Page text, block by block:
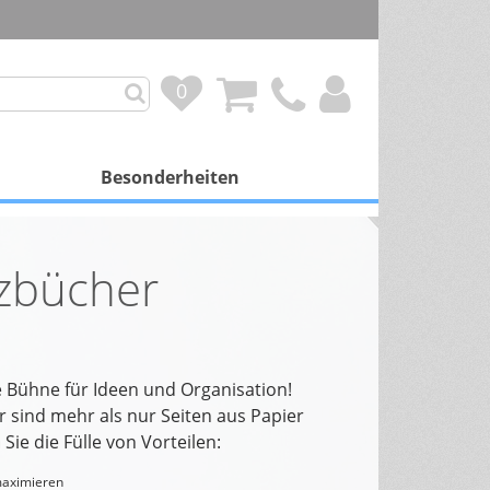
0
Besonderheiten
Personalisierung
Spendenprojekte
Schokoladenfüllung
Bühne für Ideen und Organisation!
sind mehr als nur Seiten aus Papier
die Fülle von Vorteilen: